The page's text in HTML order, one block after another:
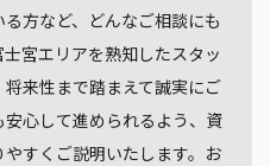
方など、どんなご相談にも
宮エリアを熟知したスタッ
来性まで踏まえて誠実にご
心して進められるよう、資
すくご説明いたします。お